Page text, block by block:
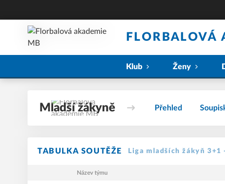
FLORBALOVÁ
Klub Ženy
Mladší žákyně Přehled
TABULKA SOUTĚŽE Liga mladších žákyň 3+1
Název týmu